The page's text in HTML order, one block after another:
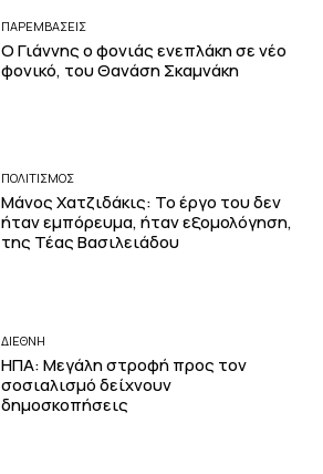
ΠΑΡΕΜΒΑΣΕΙΣ
Ο Γιάννης ο φονιάς ενεπλάκη σε νέο
φονικό, του Θανάση Σκαμνάκη
ΠΟΛΙΤΙΣΜΟΣ
Μάνος Χατζιδάκις: Το έργο του δεν
ήταν εμπόρευμα, ήταν εξομολόγηση,
της Τέας Βασιλειάδου
ΔΙΕΘΝΗ
ΗΠΑ: Μεγάλη στροφή προς τον
σοσιαλισμό δείχνουν
δημοσκοπήσεις